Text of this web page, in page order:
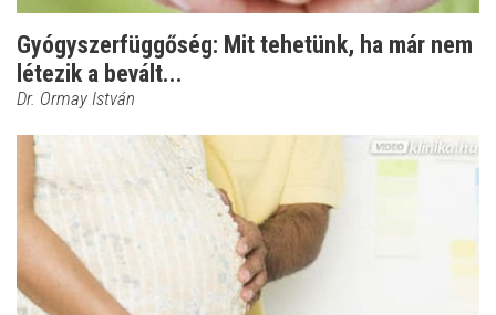
Gyógyszerfüggőség: Mit tehetünk, ha már nem
létezik a bevált...
Dr. Ormay István